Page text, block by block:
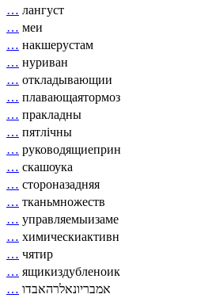
… лангуст
… меи
… накшерустам
… нуриван
… откладывающии
… плавающаятормоз
… пракладны
… пятлічны
… руководящиеприн
… скашоука
… стороназадняя
… тканьмножеств
… управляемыизаме
… химическиактивн
… чятир
… ящикиздубленоик
… אמבריונאלרהאבדו